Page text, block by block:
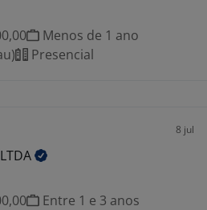
Menos de 1 ano
Presencial
8 jul
LTDA
Entre 1 e 3 anos